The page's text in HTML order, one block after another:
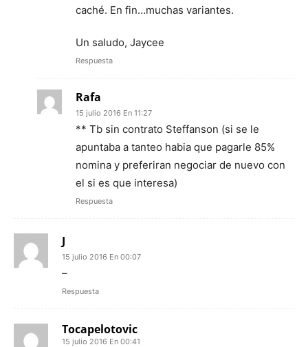
caché. En fin…muchas variantes.
Un saludo, Jaycee
Respuesta
Rafa
15 julio 2016 En 11:27
** Tb sin contrato Steffanson (si se le
apuntaba a tanteo habia que pagarle 85%
nomina y preferiran negociar de nuevo con
el si es que interesa)
Respuesta
J
15 julio 2016 En 00:07
–
Respuesta
Tocapelotovic
15 julio 2016 En 00:41